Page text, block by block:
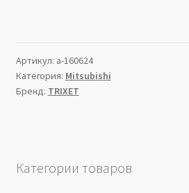
Артикул: a-160624
Категория: Mitsubishi
Бренд: TRIXET
Категории товаров